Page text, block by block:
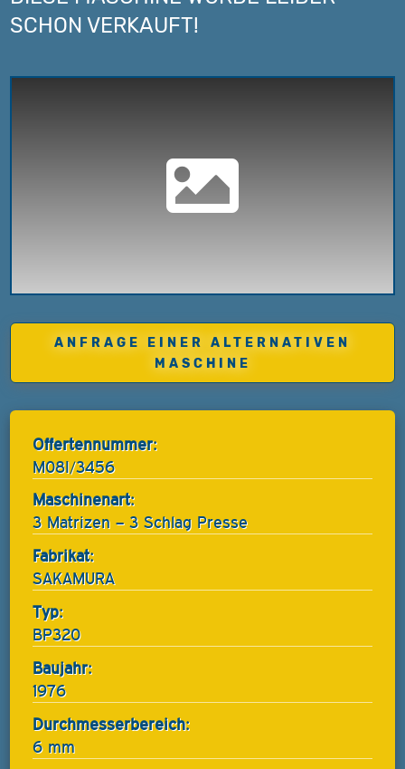
SCHON VERKAUFT!
ANFRAGE EINER ALTERNATIVEN
MASCHINE
Offertennummer:
M08I/3456
Maschinenart:
3 Matrizen – 3 Schlag Presse
Fabrikat:
SAKAMURA
Typ:
BP320
Baujahr:
1976
Durchmesserbereich:
6 mm